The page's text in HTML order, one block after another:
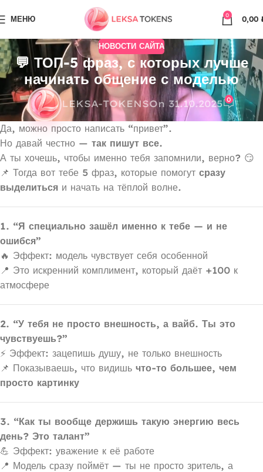
МЕНЮ 0 0,00
НОВОСТИ САЙТА
💬 ТОП-5 фраз, с которых лучше
начинать общение с моделью
LEKSA-TOKENSOn 31.10.2025 0
Да, можно просто написать “привет”.
Но давай честно — так пишут все.
А ты хочешь, чтобы именно тебя запомнили, верно? 😏
📌 Тогда вот тебе 5 фраз, которые помогут сразу
выделиться и начать на тёплой волне.
1. “Я специально зашёл именно к тебе — и не
ошибся”
🔥 Эффект: модель чувствует себя особенной
📍 Это искренний комплимент, который даёт +100 к
атмосфере
2. “У тебя не просто внешность, а вайб. Ты это
чувствуешь?”
⚡ Эффект: зацепишь душу, не только внешность
📌 Показываешь, что видишь что-то большее, чем
просто картинку
3. “Как ты вообще держишь такую энергию весь
день? Это талант”
💪 Эффект: уважение к её работе
📍 Модель сразу поймёт — ты не просто зритель, а